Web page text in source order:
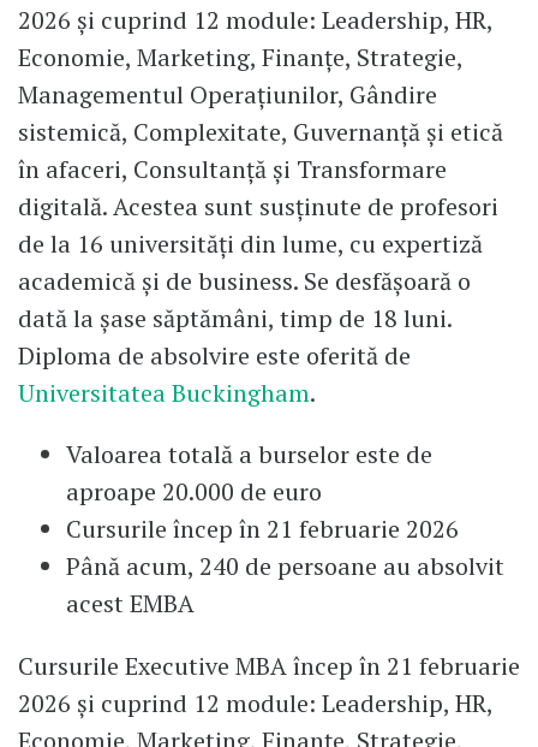
2026 și cuprind 12 module: Leadership, HR,
Economie, Marketing, Finanțe, Strategie,
Managementul Operațiunilor, Gândire
sistemică, Complexitate, Guvernanță și etică
în afaceri, Consultanță și Transformare
digitală. Acestea sunt susținute de profesori
de la 16 universități din lume, cu expertiză
academică și de business. Se desfășoară o
dată la șase săptămâni, timp de 18 luni.
Diploma de absolvire este oferită de
Universitatea Buckingham.
Valoarea totală a burselor este de
aproape 20.000 de euro
Cursurile încep în 21 februarie 2026
Până acum, 240 de persoane au absolvit
acest EMBA
Cursurile Executive MBA încep în 21 februarie
2026 și cuprind 12 module: Leadership, HR,